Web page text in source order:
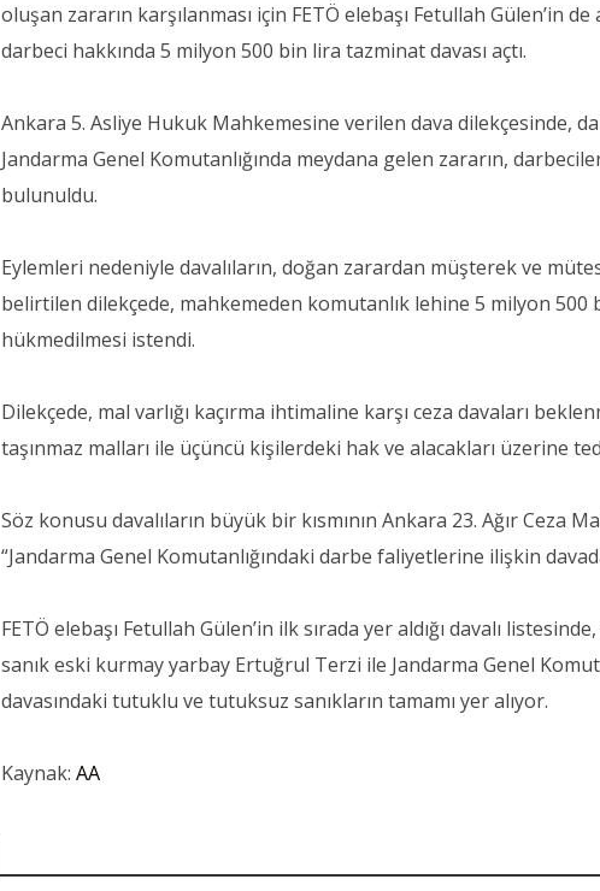
oluşan zararın karşılanması için FETÖ elebaşı Fetullah Gülen’in
darbeci hakkında 5 milyon 500 bin lira tazminat davası açtı.
Ankara 5. Asliye Hukuk Mahkemesine verilen dava dilekçesinde,
Jandarma Genel Komutanlığında meydana gelen zararın,
bulunuldu.
Eylemleri nedeniyle davalıların, doğan zarardan müşterek ve
belirtilen dilekçede, mahkemeden komutanlık lehine 5 milyon 500
hükmedilmesi istendi.
Dilekçede, mal varlığı kaçırma ihtimaline karşı ceza davaları
taşınmaz malları ile üçüncü kişilerdeki hak ve alacakları üzerine
Söz konusu davalıların büyük bir kısmının Ankara 23. Ağır Ceza
“Jandarma Genel Komutanlığındaki darbe faliyetlerine ilişkin
FETÖ elebaşı Fetullah Gülen’in ilk sırada yer aldığı davalı
sanık eski kurmay yarbay Ertuğrul Terzi ile Jandarma Genel
davasındaki tutuklu ve tutuksuz sanıkların tamamı yer alıyor.
Kaynak:AA